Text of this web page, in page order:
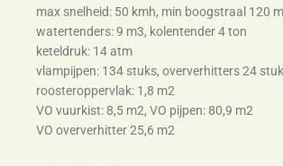
max snelheid: 50 kmh, min boogstraal 120 m
watertenders: 9 m3, kolentender 4 ton
keteldruk: 14 atm
vlampijpen: 134 stuks, oververhitters 24
roosteroppervlak: 1,8 m2
VO vuurkist: 8,5 m2, VO pijpen: 80,9 m2
VO oververhitter 25,6 m2